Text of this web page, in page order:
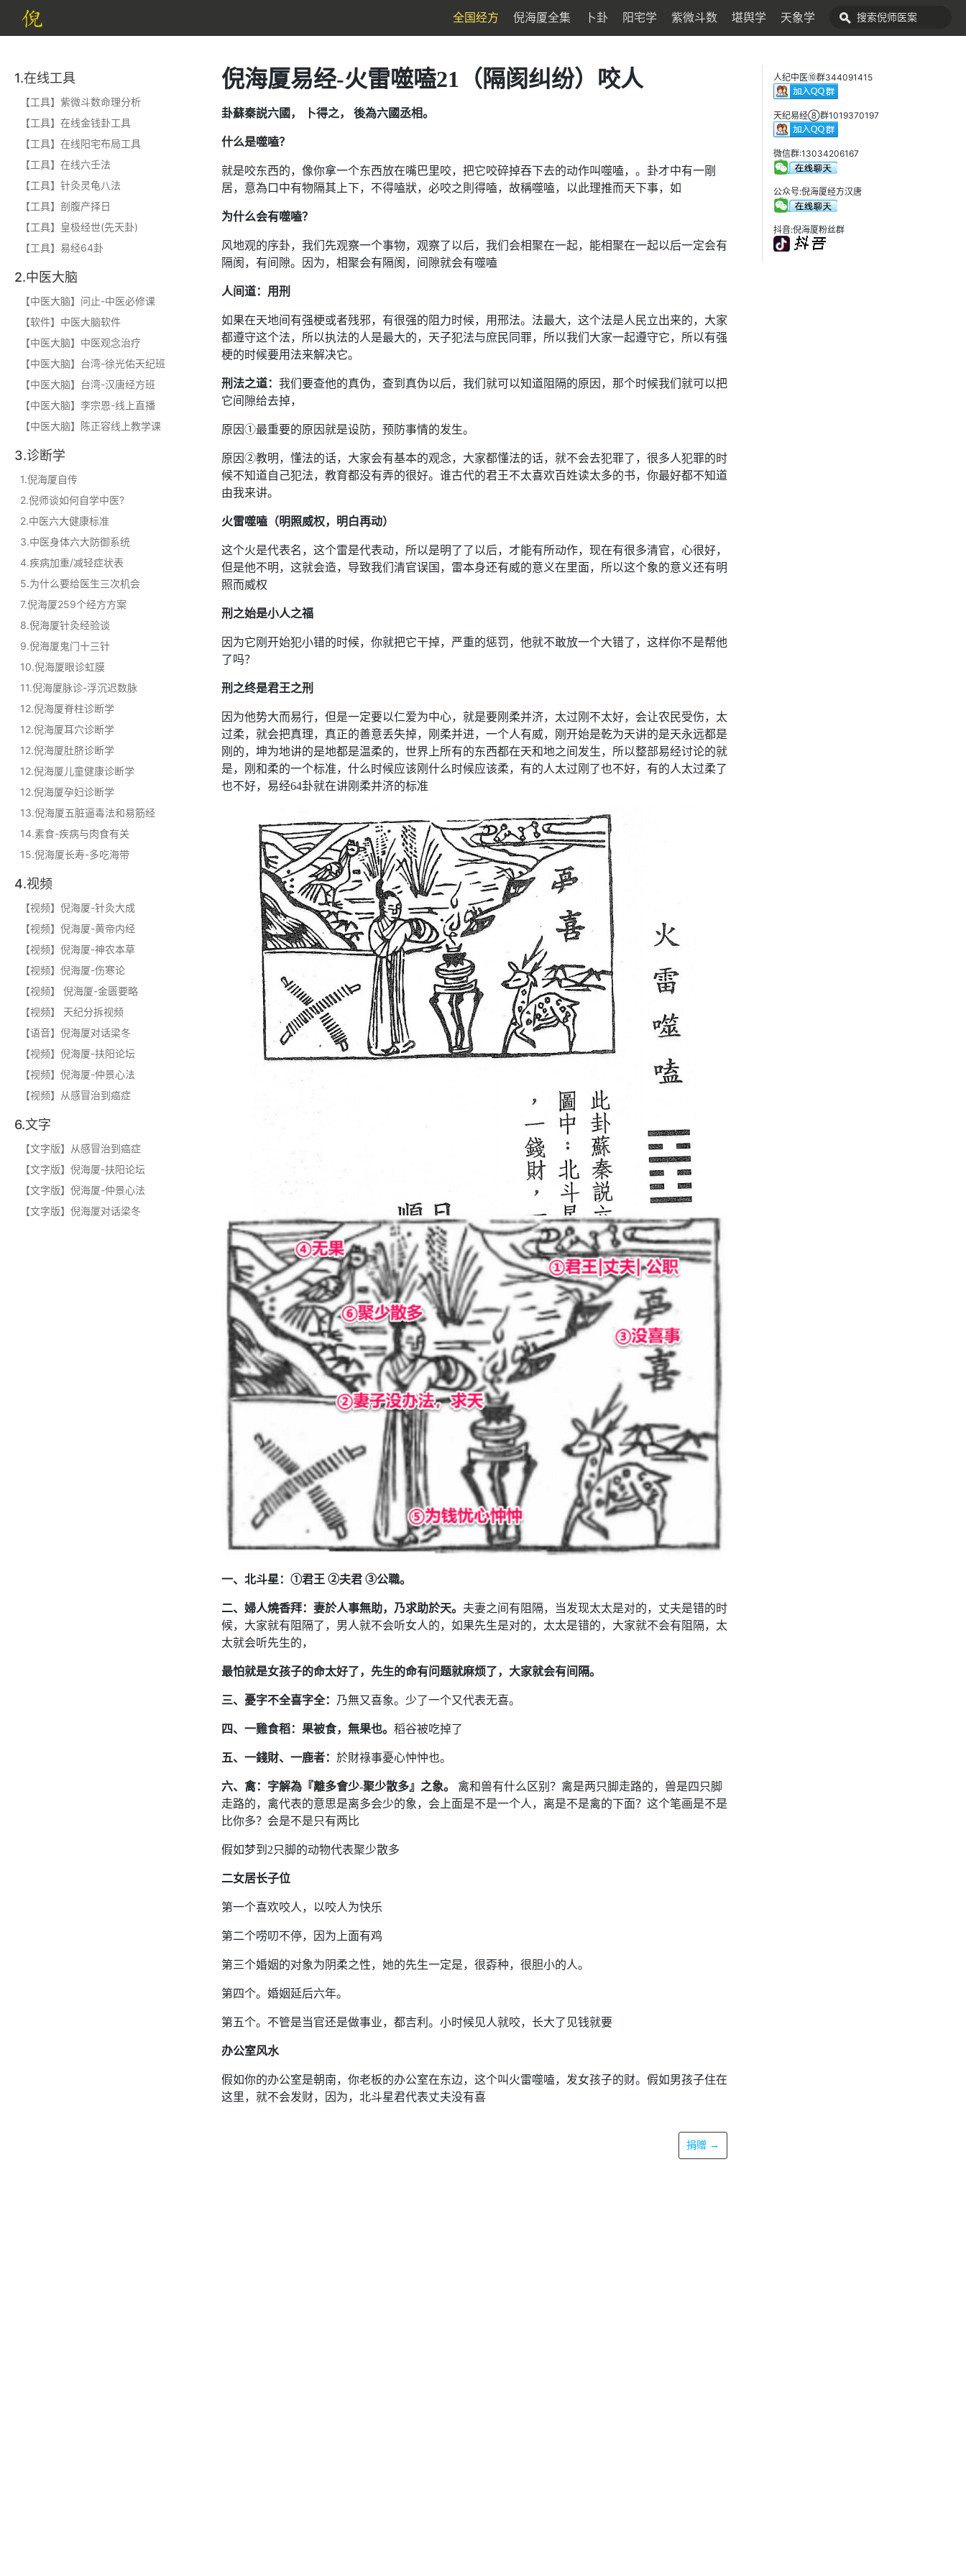
全国经方 倪海厦全集 卜卦 阳宅学 紫微斗数 堪舆学 天象学
1.在线工具
【工具】紫微斗数命理分析
【工具】在线金钱卦工具
【工具】在线阳宅布局工具
【工具】在线六壬法
【工具】针灸灵龟八法
【工具】剖腹产择日
【工具】皇极经世(先天卦)
【工具】易经64卦
2.中医大脑
【中医大脑】问止-中医必修课
【软件】中医大脑软件
【中医大脑】中医观念治疗
【中医大脑】台湾-徐光佑天纪班
【中医大脑】台湾-汉唐经方班
【中医大脑】李宗恩-线上直播
【中医大脑】陈正容线上教学课
3.诊断学
1.倪海厦自传
2.倪师谈如何自学中医?
2.中医六大健康标准
3.中医身体六大防御系统
4.疾病加重/减轻症状表
5.为什么要给医生三次机会
7.倪海厦259个经方方案
8.倪海厦针灸经验谈
9.倪海厦鬼门十三针
10.倪海厦眼诊虹膜
11.倪海厦脉诊-浮沉迟数脉
12.倪海厦脊柱诊断学
12.倪海厦耳穴诊断学
12.倪海厦肚脐诊断学
12.倪海厦儿童健康诊断学
12.倪海厦孕妇诊断学
13.倪海厦五脏逼毒法和易筋经
14.素食-疾病与肉食有关
15.倪海厦长寿-多吃海带
4.视频
【视频】倪海厦-针灸大成
【视频】倪海厦-黄帝内经
【视频】倪海厦-神农本草
【视频】倪海厦-伤寒论
【视频】 倪海厦-金匮要略
【视频】 天纪分拆视频
【语音】倪海厦对话梁冬
【视频】倪海厦-扶阳论坛
【视频】倪海厦-仲景心法
【视频】从感冒治到癌症
6.文字
【文字版】从感冒治到癌症
【文字版】倪海厦-扶阳论坛
【文字版】倪海厦-仲景心法
【文字版】倪海厦对话梁冬
倪海厦易经-火雷噬嗑21（隔阂纠纷）咬人
卦蘇秦説六國， 卜得之， 後為六國丞相。
什么是噬嗑？
就是咬东西的，像你拿一个东西放在嘴巴里咬，把它咬碎掉吞下去的动作叫噬嗑，。卦才中有一剛
居，意為口中有物隔其上下，不得嗑狀，必咬之則得嗑，故稱噬嗑，以此理推而天下事，如
为什么会有噬嗑？
风地观的序卦，我们先观察一个事物，观察了以后，我们会相聚在一起，能相聚在一起以后一定会有
隔阂，有间隙。因为，相聚会有隔阂，间隙就会有噬嗑
人间道：用刑
如果在天地间有强梗或者残邪，有很强的阻力时候，用邢法。法最大，这个法是人民立出来的，大家
都遵守这个法，所以执法的人是最大的，天子犯法与庶民同罪，所以我们大家一起遵守它，所以有强
梗的时候要用法来解决它。
刑法之道： 我们要查他的真伪，查到真伪以后，我们就可以知道阻隔的原因，那个时候我们就可以把
它间隙给去掉，
原因①最重要的原因就是设防，预防事情的发生。
原因②教明，懂法的话，大家会有基本的观念，大家都懂法的话，就不会去犯罪了，很多人犯罪的时
候不知道自己犯法，教育都没有弄的很好。谁古代的君王不太喜欢百姓读太多的书，你最好都不知道
由我来讲。
火雷噬嗑（明照威权，明白再动）
这个火是代表名，这个雷是代表动，所以是明了了以后，才能有所动作，现在有很多清官，心很好，
但是他不明，这就会造，导致我们清官误国，雷本身还有威的意义在里面，所以这个象的意义还有明
照而威权
刑之始是小人之福
因为它刚开始犯小错的时候，你就把它干掉，严重的惩罚，他就不敢放一个大错了，这样你不是帮他
了吗？
刑之终是君王之刑
因为他势大而易行，但是一定要以仁爱为中心，就是要刚柔并济，太过刚不太好，会让农民受伤，太
过柔，就会把真理，真正的善意丢失掉，刚柔并进，一个人有威，刚开始是乾为天讲的是天永远都是
刚的，坤为地讲的是地都是温柔的，世界上所有的东西都在天和地之间发生，所以整部易经讨论的就
是，刚和柔的一个标准，什么时候应该刚什么时候应该柔，有的人太过刚了也不好，有的人太过柔了
也不好，易经64卦就在讲刚柔并济的标准
一、北斗星：①君王 ②夫君 ③公職。
二、婦人燒香拜：妻於人事無助，乃求助於天。 夫妻之间有阻隔，当发现太太是对的，丈夫是错的时
候，大家就有阻隔了，男人就不会听女人的，如果先生是对的，太太是错的，大家就不会有阻隔，太
太就会听先生的，
最怕就是女孩子的命太好了，先生的命有问题就麻烦了，大家就会有间隔。
三、憂字不全喜字全： 乃無又喜象。少了一个又代表无喜。
四、一雞食稻：果被食，無果也。 稻谷被吃掉了
五、一錢財、一鹿者： 於財祿事憂心忡忡也。
六、禽：字解為『離多會少-聚少散多』之象。 禽和兽有什么区别？禽是两只脚走路的，兽是四只脚
走路的，禽代表的意思是离多会少的象，会上面是不是一个人，离是不是禽的下面？这个笔画是不是
比你多？会是不是只有两比
假如梦到2只脚的动物代表聚少散多
二女居长子位
第一个喜欢咬人，以咬人为快乐
第二个唠叨不停，因为上面有鸡
第三个婚姻的对象为阴柔之性，她的先生一定是，很孬种，很胆小的人。
第四个。婚姻延后六年。
第五个。不管是当官还是做事业，都吉利。小时候见人就咬，长大了见钱就要
办公室风水
假如你的办公室是朝南，你老板的办公室在东边，这个叫火雷噬嗑，发女孩子的财。假如男孩子住在
这里，就不会发财，因为，北斗星君代表丈夫没有喜
捐赠 →
人纪中医⑩群344091415
天纪易经⑧群1019370197
微信群:13034206167
公众号:倪海厦经方汉唐
抖音:倪海厦粉丝群